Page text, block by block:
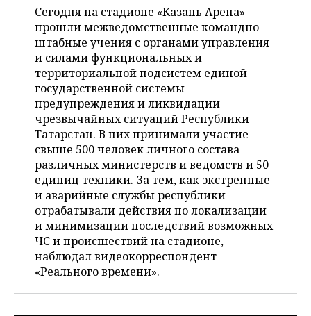
ДЕКЛАРАЦИИ О ДОХОДАХ
КОРОЛИ ГОСЗАКАЗА ПФО
ВУЗЫ ТАТАРСТАНА
КОМУ ПРИНАДЛЕЖАТ
ТОРГОВЫЕ ЦЕНТРЫ
ТАТАРСТАНА
НОВОСТИ ЭКОНОМИКИ
ФИНАНСЫ
БАНКИ
БЮДЖЕТ
ИНВЕСТИЦИИ
ПРОМЫШЛЕННОСТЬ
НОВОСТИ
ПРОМЫШЛЕННОСТИ
АГРОПРОМ
МАШИНОСТРОЕНИЕ
НЕФТЕХИМИЯ
НЕФТЬ
ОПК
ЭНЕРГЕТИКА
НЕДВИЖИМОСТЬ
НОВОСТИ НЕДВИЖИМОСТИ
АВТО
НОВОСТИ АВТО
БИЗНЕС
НОВОСТИ БИЗНЕСА
РОЗНИЧНАЯ ТОРГОВЛЯ
ТРАНСПОРТ
УСЛУГИ
ТЕХНОЛОГИИ
НОВОСТИ ТЕХНОЛОГИЙ
МЕДИА
ТЕЛЕКОММУНИКАЦИИ
МЕРОПРИЯТИЯ
НОВОСТИ МЕРОПРИЯТИЙ
ВЫЕЗДНАЯ РЕДАКЦИЯ
БИЗНЕС-БРАНЧИ
ONLINE-КОНФЕРЕНЦИИ
СПОРТ
НОВОСТИ СПОРТА
ФУТБОЛ
ХОККЕЙ
ОБЩЕСТВО
НОВОСТИ ОБЩЕСТВА
ВЛАСТЬ
ФОТОГАЛЕРЕЯ
СЮЖЕТЫ
Сегодня на стадионе «Казань Арена»
прошли межведомственные командно-
штабные учения с органами управления
и силами функциональных и
территориальной подсистем единой
государственной системы
предупреждения и ликвидации
чрезвычайных ситуаций Республики
Татарстан. В них принимали участие
свыше 500 человек личного состава
различных министерств и ведомств и 50
единиц техники. За тем, как экстренные
и аварийные службы республики
отрабатывали действия по локализации
и минимизации последствий возможных
ЧС и происшествий на стадионе,
наблюдал видеокорреспондент
«Реального времени».